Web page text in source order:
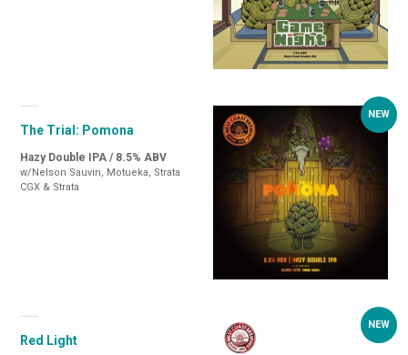
The Trial: Pomona
Hazy Double IPA / 8.5% ABV
w/Nelson Sauvin, Motueka, Strata
CGX & Strata
Red Light